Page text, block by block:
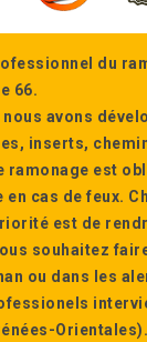
du
66.
nous avons
inserts,
ramonage est
en cas de feux.
est de
souhaitez
ou dans les